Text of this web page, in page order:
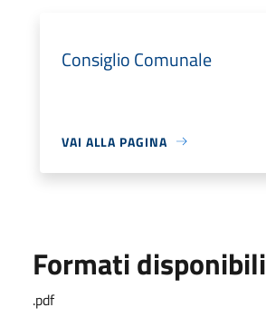
Consiglio Comunale
VAI ALLA PAGINA
Formati disponibili
.pdf